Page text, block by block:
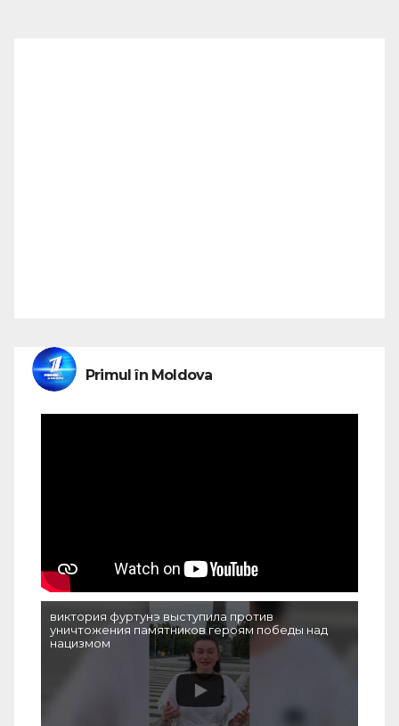
Primul în Moldova
виктория фуртунэ выступила против
уничтожения памятников героям победы над
нацизмом